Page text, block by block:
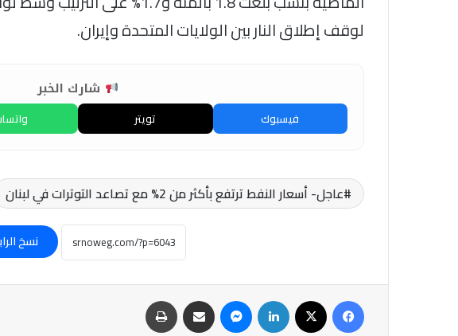
لوقف إطلاق النار بين الولايات المتحدة وإيران.
شارك الخبر
فيسبوك تويتر
عاجل- أسعار النفط ترتفع بأكثر من 2% مع تصاعد التوترات في لبنان
نسخ
فيسبوك لينكدإن ماسنجر مشاركة عبر البريد